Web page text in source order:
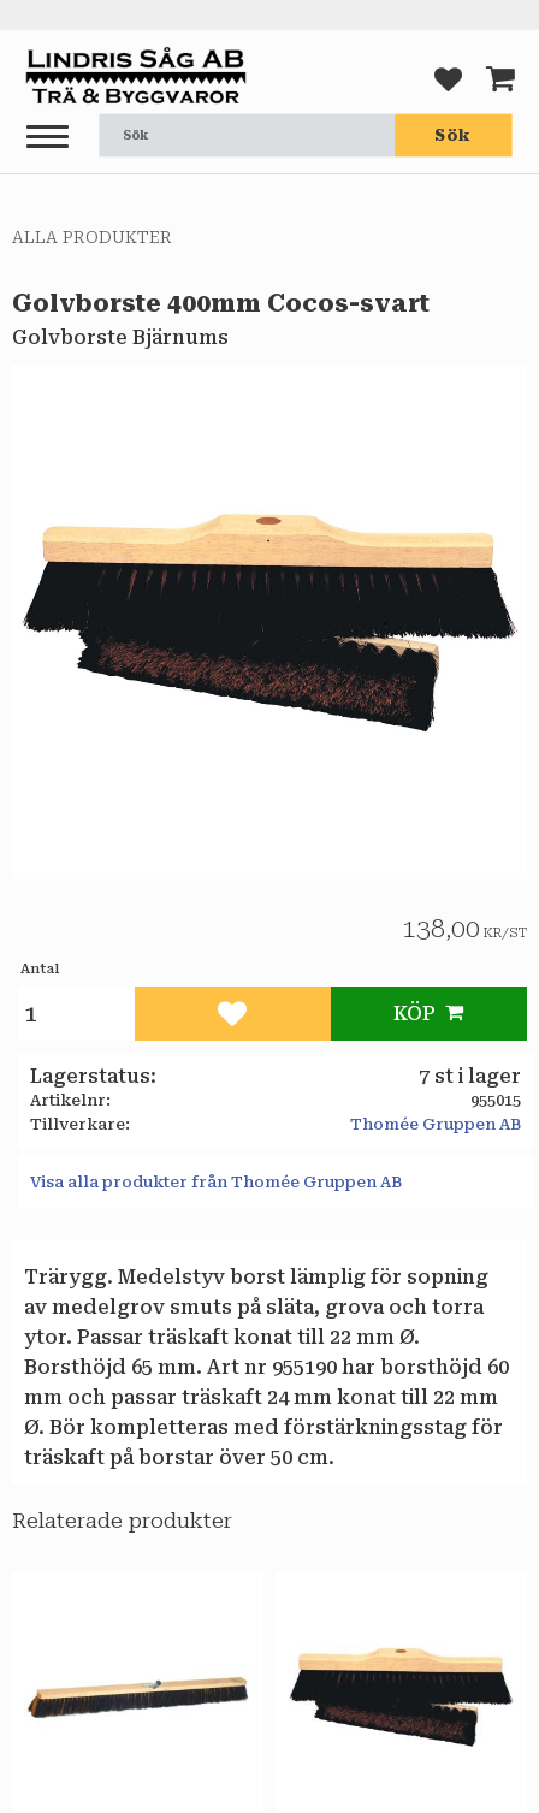
Meny
Sök
ALLA PRODUKTER
Golvborste 400mm Cocos-svart
Golvborste Bjärnums
138,00 KR/ST
Antal
KÖP
Lägg till i favoriter
Lagerstatus 7 st i lager
Artikelnr
955015
Tillverkare
Thomée Gruppen AB
Visa alla produkter från Thomée Gruppen AB
Trärygg. Medelstyv borst lämplig för sopning
av medelgrov smuts på släta, grova och torra
ytor. Passar träskaft konat till 22 mm Ø.
Borsthöjd 65 mm. Art nr 955190 har borsthöjd 60
mm och passar träskaft 24 mm konat till 22 mm
Ø. Bör kompletteras med förstärkningsstag för
träskaft på borstar över 50 cm.
Relaterade produkter